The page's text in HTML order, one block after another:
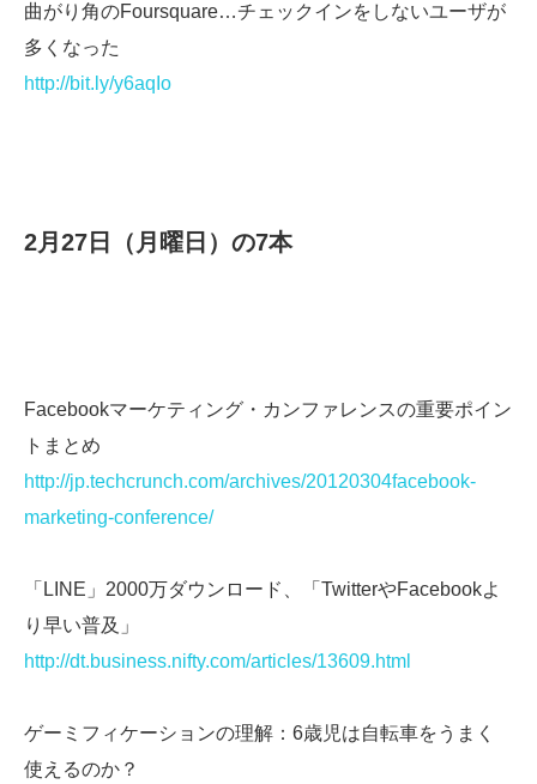
曲がり角のFoursquare…チェックインをしないユーザが
多くなった
http://bit.ly/y6aqIo
2月27日（月曜日）の7本
Facebookマーケティング・カンファレンスの重要ポイン
トまとめ
http://jp.techcrunch.com/archives/20120304facebook-
marketing-conference/
「LINE」2000万ダウンロード、「TwitterやFacebookよ
り早い普及」
http://dt.business.nifty.com/articles/13609.html
ゲーミフィケーションの理解：6歳児は自転車をうまく
使えるのか？